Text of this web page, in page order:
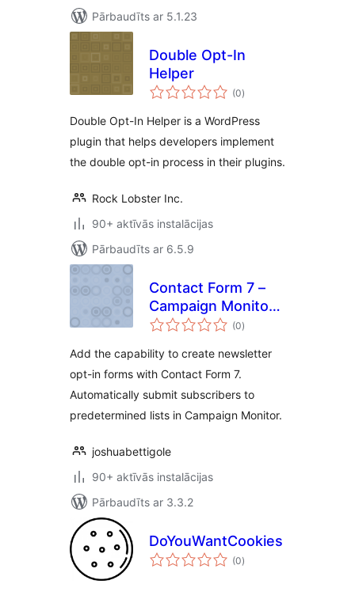
Pārbaudīts ar 5.1.23
Double Opt-In
Helper
(0vērtējumu
kopsumma
)
Double Opt-In Helper is a WordPress
plugin that helps developers implement
the double opt-in process in their plugins.
Rock Lobster Inc.
90+ aktīvās instalācijas
Pārbaudīts ar 6.5.9
Contact Form 7 –
Campaign Monitor
Addon
(0vērtējumu
kopsumma
)
Add the capability to create newsletter
opt-in forms with Contact Form 7.
Automatically submit subscribers to
predetermined lists in Campaign Monitor.
joshuabettigole
90+ aktīvās instalācijas
Pārbaudīts ar 3.3.2
DoYouWantCookies
(0vērtējumu
kopsumma
)